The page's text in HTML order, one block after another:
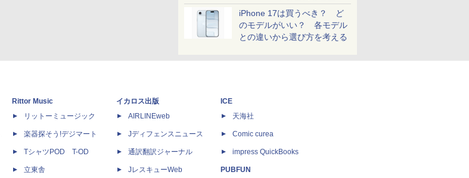
iPhone 17は買うべき？ ど
のモデルがいい？ 各モデル
との違いから選び方を考える
Rittor Music
リットーミュージック
楽器探そう!デジマート
TシャツPOD T-OD
立東舎
イカロス出版
AIRLINEweb
Jディフェンスニュース
通訳翻訳ジャーナル
JレスキューWeb
ICE
天海社
Comic curea
impress QuickBooks
PUBFUN